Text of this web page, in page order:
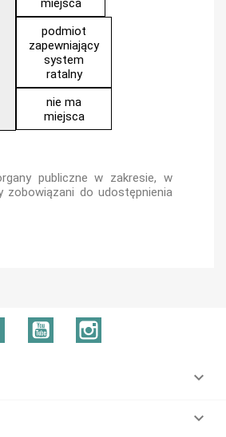
podmiot
zapewniający
system
ratalny
nie ma
miejsca
publiczne w zakresie, w
zobowiązani do udostępnienia
Facebook YouTube

